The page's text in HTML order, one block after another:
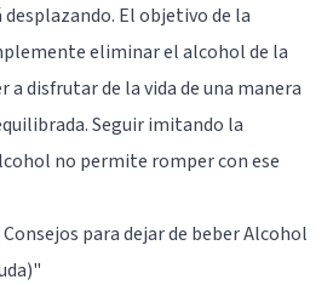
El objetivo de la
eliminar el alcohol de la
a disfrutar de la vida de una manera
Seguir imitando la
no permite romper con ese
para dejar de beber Alcohol